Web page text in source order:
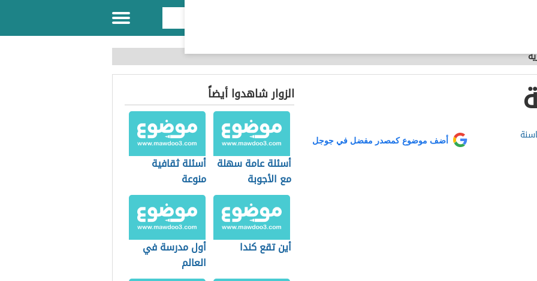
أضف موضوع كمصدر مفضل في جوجل
الزوار شاهدوا أيضاً
أسئلة عامة سهلة
مع الأجوبة
أسئلة ثقافية
منوعة
أين تقع كندا
أول مدرسة في
العالم